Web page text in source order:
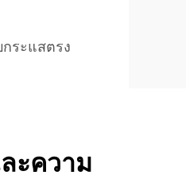
ระแสตรง
ะความ